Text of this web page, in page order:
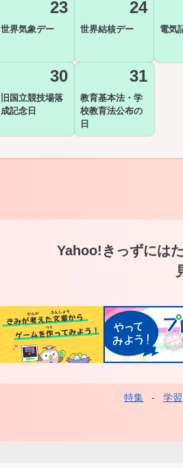
23
世界気象デー
24
世界結核デー 電気
30
旧国立競技場落
成記念日
31
教育基本法・学
校教育法公布の
日
Yahoo!きっずには
フ
タ
特集 学習